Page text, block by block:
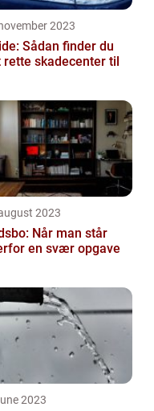
2023
Sådan finder du
rette skadecenter til
2023
Når man står
en svær opgave
2023